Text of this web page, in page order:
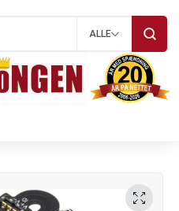
ALLE